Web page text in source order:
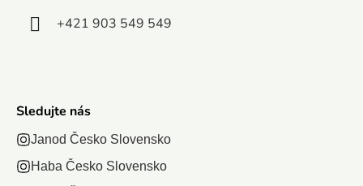
+421 903 549 549
Sledujte nás
Janod Česko Slovensko
Haba Česko Slovensko